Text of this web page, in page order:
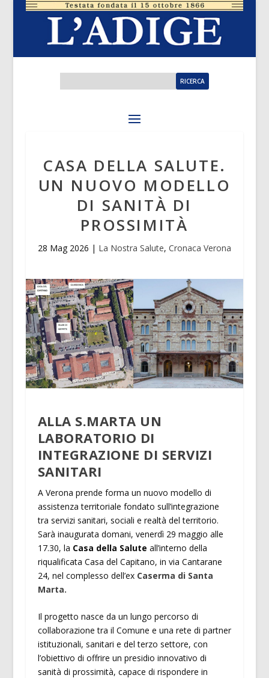
CASA DELLA SALUTE.
UN NUOVO MODELLO
DI SANITÀ DI
PROSSIMITÀ
28 Mag 2026 | La Nostra Salute, Cronaca Verona
ALLA S.MARTA UN
LABORATORIO DI
INTEGRAZIONE DI SERVIZI
SANITARI
A Verona prende forma un nuovo modello di
assistenza territoriale fondato sull’integrazione
tra servizi sanitari, sociali e realtà del territorio.
Sarà inaugurata domani, venerdì 29 maggio alle
17.30, la Casa della Salute all’interno della
riqualificata Casa del Capitano, in via Cantarane
24, nel complesso dell’ex Caserma di Santa
Marta.
Il progetto nasce da un lungo percorso di
collaborazione tra il Comune e una rete di partner
istituzionali, sanitari e del terzo settore, con
l’obiettivo di offrire un presidio innovativo di
sanità di prossimità, capace di rispondere in